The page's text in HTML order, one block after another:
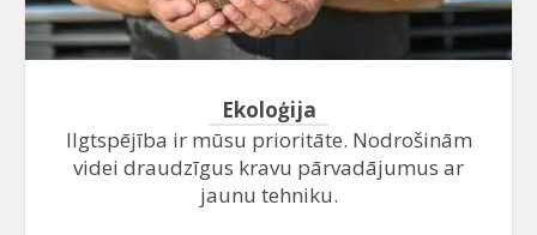
Ekoloģija
Ilgtspējība ir mūsu prioritāte. Nodrošinām
videi draudzīgus kravu pārvadājumus ar
jaunu tehniku.